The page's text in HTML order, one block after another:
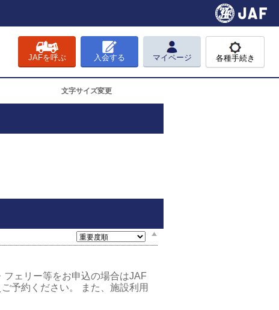
JAFを呼ぶ 入会する マイページ 各種手続き
文字サイズ変更
ェリー等をお申込の場合はJAF
予約ください。 また、施設利用